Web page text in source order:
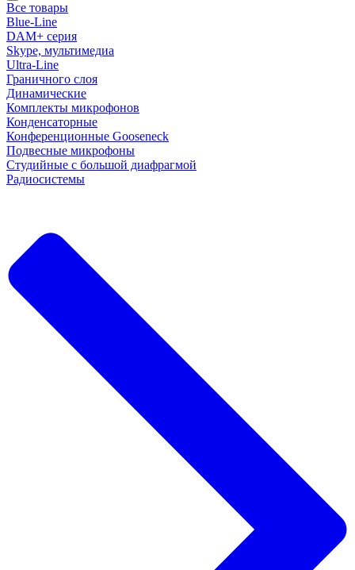
Все товары
Blue-Line
DAM+ серия
Skype, мультимедиа
Ultra-Line
Граничного слоя
Динамические
Комплекты микрофонов
Конденсаторные
Конференционные Gooseneck
Подвесные микрофоны
Студийные с большой диафрагмой
Радиосистемы